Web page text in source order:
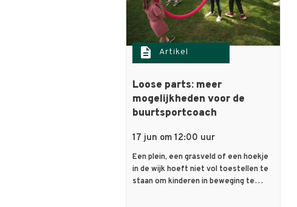
description Artikel
Loose parts: meer
mogelijkheden voor de
buurtsportcoach
17 jun om 12:00 uur
Een plein, een grasveld of een hoekje
in de wijk hoeft niet vol toestellen te
staan om kinderen in beweging te…